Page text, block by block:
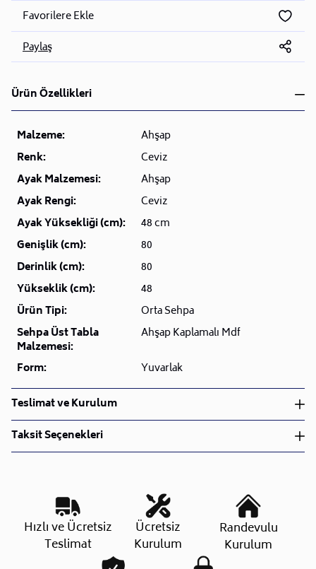
Favorilere Ekle
Paylaş
Ürün Özellikleri
Malzeme:
Ahşap
Renk:
Ceviz
Ayak Malzemesi:
Ahşap
Ayak Rengi:
Ceviz
Ayak Yüksekliği (cm):
48 cm
Genişlik (cm):
80
Derinlik (cm):
80
Yükseklik (cm):
48
Ürün Tipi:
Orta Sehpa
Sehpa Üst Tabla
Malzemesi:
Ahşap Kaplamalı Mdf
Form:
Yuvarlak
Teslimat ve Kurulum
Teslimat ve Kurulum
• Siparişlerinizi aldıktan sonra en kısa sürede işleme
Kargo süreçlerimizi güçlü lojistik ağımızla
destekleyerek, teslimatı en hızlı şekilde
gerçekleştiriyoruz.
Siparişiniz hazırlandığında kurulum ekiplerimiz sizin
ile iletişime geçip müsait olduğunuz tarihte teslimat
Taksit Seçenekleri
Taksit Sayısı Aylık Tutar
Toplam Tutar
Tek Çekim
10.615,65 TL
10.615,65 TL
Hızlı ve Ücretsiz
Teslimat
Ücretsiz
Kurulum
Randevulu
Kurulum